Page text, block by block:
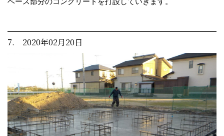
7. 2020年02月20日